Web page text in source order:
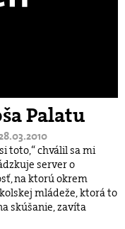
Palatu
toto,“ chválil sa mi
server o
na ktorú okrem
mládeže, ktorá to
skúšanie, zavíta